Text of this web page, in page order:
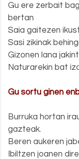
Gu ere zerbait
bertan
Saia gaitezen
Sasi zikinak
Gizonen lana
Naturarekin bat
Gu sortu ginen
Burruka hortan
gazteak.
Beren aukeren
Ibiltzen joanen